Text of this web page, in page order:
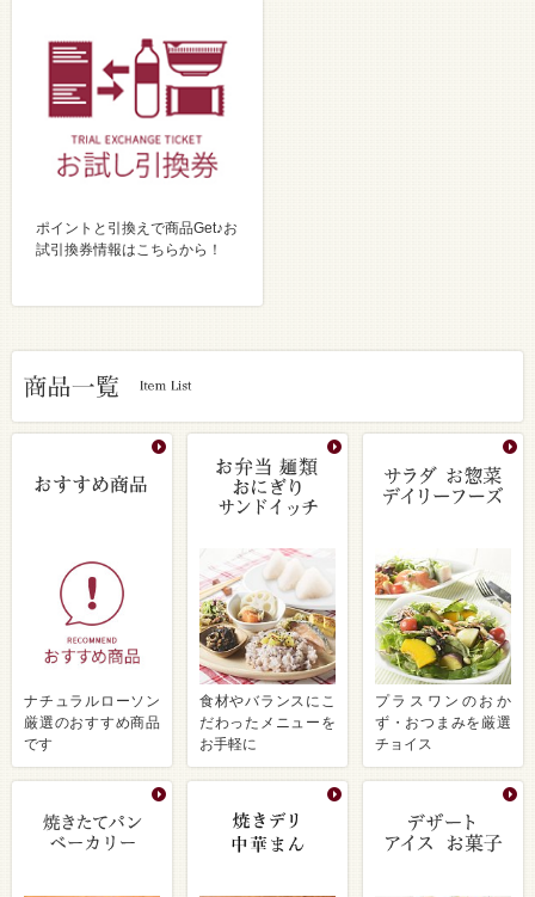
ポイントと引換えで商品Get♪お
試引換券情報はこちらから！
ナチュラルローソン
厳選のおすすめ商品
です
食材やバランスにこ
だわったメニューを
お手軽に
プラスワンのおか
ず・おつまみを厳選
チョイス